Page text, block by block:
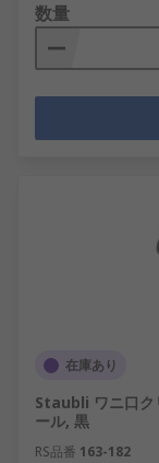
数量
在庫あり
Staubli ワニ口ク
ール, 黒
RS品番 163-182